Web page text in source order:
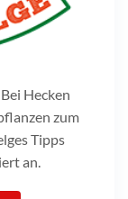
Hecken
zum
Tipps
an.